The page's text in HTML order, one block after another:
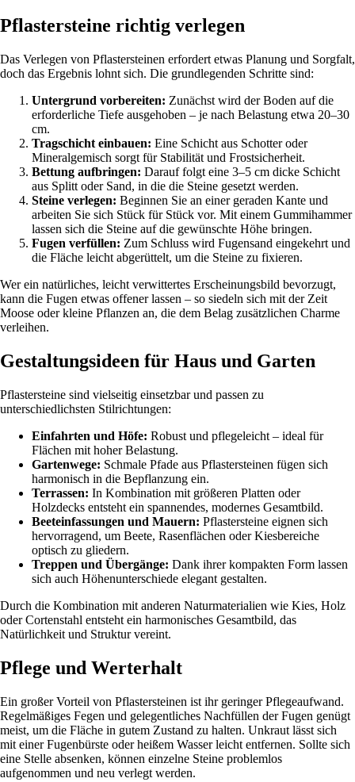
Pflastersteine richtig verlegen
Das Verlegen von Pflastersteinen erfordert etwas Planung und Sorgfalt,
doch das Ergebnis lohnt sich. Die grundlegenden Schritte sind:
Untergrund vorbereiten: Zunächst wird der Boden auf die
erforderliche Tiefe ausgehoben – je nach Belastung etwa 20–30
cm.
Tragschicht einbauen: Eine Schicht aus Schotter oder
Mineralgemisch sorgt für Stabilität und Frostsicherheit.
Bettung aufbringen: Darauf folgt eine 3–5 cm dicke Schicht
aus Splitt oder Sand, in die die Steine gesetzt werden.
Steine verlegen: Beginnen Sie an einer geraden Kante und
arbeiten Sie sich Stück für Stück vor. Mit einem Gummihammer
lassen sich die Steine auf die gewünschte Höhe bringen.
Fugen verfüllen: Zum Schluss wird Fugensand eingekehrt und
die Fläche leicht abgerüttelt, um die Steine zu fixieren.
Wer ein natürliches, leicht verwittertes Erscheinungsbild bevorzugt,
kann die Fugen etwas offener lassen – so siedeln sich mit der Zeit
Moose oder kleine Pflanzen an, die dem Belag zusätzlichen Charme
verleihen.
Gestaltungsideen für Haus und Garten
Pflastersteine sind vielseitig einsetzbar und passen zu
unterschiedlichsten Stilrichtungen:
Einfahrten und Höfe: Robust und pflegeleicht – ideal für
Flächen mit hoher Belastung.
Gartenwege: Schmale Pfade aus Pflastersteinen fügen sich
harmonisch in die Bepflanzung ein.
Terrassen: In Kombination mit größeren Platten oder
Holzdecks entsteht ein spannendes, modernes Gesamtbild.
Beeteinfassungen und Mauern: Pflastersteine eignen sich
hervorragend, um Beete, Rasenflächen oder Kiesbereiche
optisch zu gliedern.
Treppen und Übergänge: Dank ihrer kompakten Form lassen
sich auch Höhenunterschiede elegant gestalten.
Durch die Kombination mit anderen Naturmaterialien wie Kies, Holz
oder Cortenstahl entsteht ein harmonisches Gesamtbild, das
Natürlichkeit und Struktur vereint.
Pflege und Werterhalt
Ein großer Vorteil von Pflastersteinen ist ihr geringer Pflegeaufwand.
Regelmäßiges Fegen und gelegentliches Nachfüllen der Fugen genügt
meist, um die Fläche in gutem Zustand zu halten. Unkraut lässt sich
mit einer Fugenbürste oder heißem Wasser leicht entfernen. Sollte sich
eine Stelle absenken, können einzelne Steine problemlos
aufgenommen und neu verlegt werden.